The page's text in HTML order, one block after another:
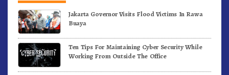
Jakarta Governor Visits Flood Victims In Rawa
Buaya
Ten Tips For Maintaining Cyber Security While
Working From Outside The Office